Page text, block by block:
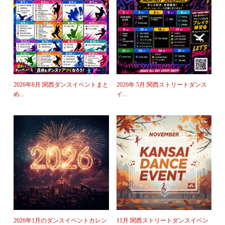
2026年8月 関西ダンスイベントまと
め...
2026年 5月 関西ストリートダンス
イ...
2026年1月のダンスイベントカレン 11月 関西ストリートダンスイベン